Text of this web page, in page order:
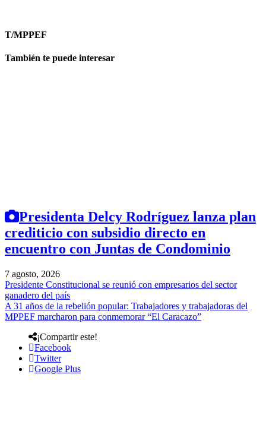
T/MPPEF
También te puede interesar
Presidenta Delcy Rodríguez lanza plan
crediticio con subsidio directo en
encuentro con Juntas de Condominio
7 agosto, 2026
Presidente Constitucional se reunió con empresarios del sector
ganadero del país
A 31 años de la rebelión popular: Trabajadores y trabajadoras del
MPPEF marcharon para conmemorar “El Caracazo”
¡Compartir este!
Facebook
Twitter
Google Plus